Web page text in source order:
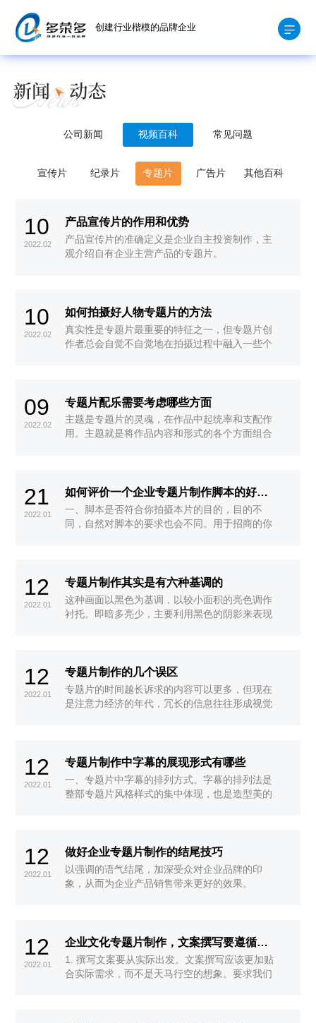
创建行业楷模的品牌企业
公司新闻 视频百科 常见问题
宣传片 纪录片 专题片 广告片 其他百科
10
2022.02
产品宣传片的作用和优势
产品宣传片的准确定义是企业自主投资制作，主
观介绍自有企业主营产品的专题片。
10
2022.02
如何拍摄好人物专题片的方法
真实性是专题片最重要的特征之一，但专题片创
作者总会自觉不自觉地在拍摄过程中融入一些个
09
2022.02
专题片配乐需要考虑哪些方面
主题是专题片的灵魂，在作品中起统率和支配作
用。主题就是将作品内容和形式的各个方面组合
21
2022.01
如何评价一个企业专题片制作脚本的好与坏
一、脚本是否符合你拍摄本片的目的，目的不
同，自然对脚本的要求也会不同。用于招商的你
12
2022.01
专题片制作其实是有六种基调的
这种画面以黑色为基调，以较小面积的亮色调作
衬托。即暗多亮少，主要利用黑色的阴影来表现
创造出使主体从背景中浮现出来的图像。
12
2022.01
专题片制作的几个误区
专题片的时间越长诉求的内容可以更多，但现在
是注意力经济的年代，冗长的信息往往形成视觉
外），所以要看专题片的目的和对象来安排时
12
2022.01
专题片制作中字幕的展现形式有哪些
一、专题片中字幕的排列方式。字幕的排列法是
整部专题片风格样式的集中体现，也是造型美的
12
2022.01
做好企业专题片制作的结尾技巧
以强调的语气结尾，加深受众对企业品牌的印
象，从而为企业产品销售带来更好的效果。
12
2022.01
企业文化专题片制作，文案撰写要遵循哪些原则?
1. 撰写文案要从实际出发。文案撰写应该更加贴
合实际需求，而不是天马行空的想象。要求我们